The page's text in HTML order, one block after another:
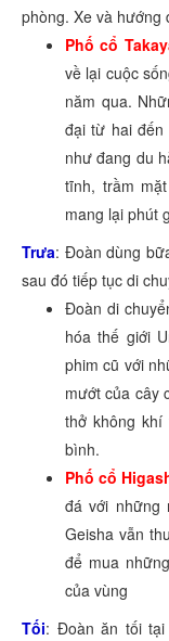
phòng. Xe và hướng
Phố cổ
về lại cuộc
năm qua.
đại từ hai
như đang du
tĩnh, trầm
mang lại phút
Trưa: Đoàn dùng
sau đó tiếp tục di
Đoàn di
hóa thế giới
phim cũ với
mướt của cây
thở không khí
bình.
Phố cổ
đá với những
Geisha vẫn
để mua
của vùng
Tối: Đoàn ăn tối